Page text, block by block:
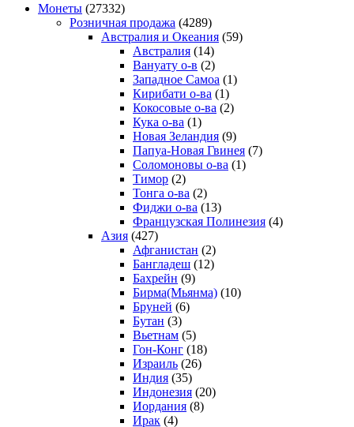
Монеты (27332)
Розничная продажа (4289)
Австралия и Океания (59)
Австралия (14)
Вануату о-в (2)
Западное Самоа (1)
Кирибати о-ва (1)
Кокосовые о-ва (2)
Кука о-ва (1)
Новая Зеландия (9)
Папуа-Новая Гвинея (7)
Соломоновы о-ва (1)
Тимор (2)
Тонга о-ва (2)
Фиджи о-ва (13)
Французская Полинезия (4)
Азия (427)
Афганистан (2)
Бангладеш (12)
Бахрейн (9)
Бирма(Мьянма) (10)
Бруней (6)
Бутан (3)
Вьетнам (5)
Гон-Конг (18)
Израиль (26)
Индия (35)
Индонезия (20)
Иордания (8)
Ирак (4)